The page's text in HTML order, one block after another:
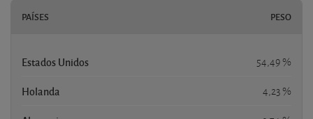
PAÍSES PESO
Estados Unidos 54,49 %
Holanda 4,23 %